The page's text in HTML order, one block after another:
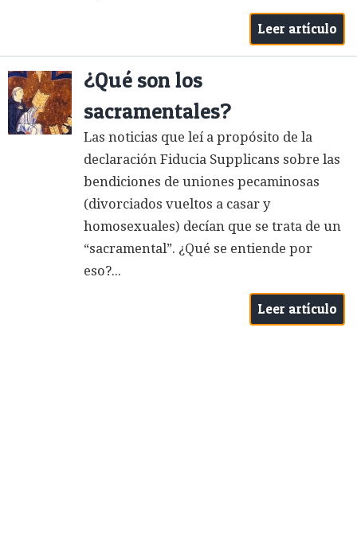
Leer artículo
¿Qué son los
sacramentales?
Las noticias que leí a propósito de la
declaración Fiducia Sup­plicans sobre las
bendiciones de uniones pecaminosas
(divorciados vueltos a casar y
homosexuales) decían que se trata de un
“sacramental”. ¿Qué se entiende por
eso?...
Leer artículo